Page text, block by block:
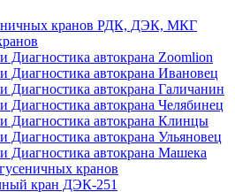
кранов РДК, ДЭК, МКГ
Диагностика автокрана Zoomlion
Диагностика автокрана Ивановец
Диагностика автокрана Галичанин
Диагностика автокрана Челябинец
Диагностика автокрана Клинцы
Диагностика автокрана Ульяновец
Диагностика автокрана Машека
кранов
кран ДЭК-251